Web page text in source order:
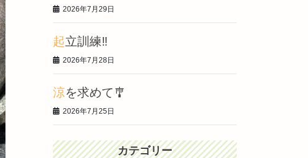
2026年7月29日
起立訓練‼️
2026年7月28日
涼を求めて🎐
2026年7月25日
カテゴリー